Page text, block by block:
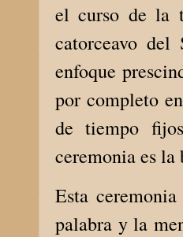
el curso de la
catorceavo
enfoque
por completo
de tiempo
ceremonia es la
Esta
palabra y la